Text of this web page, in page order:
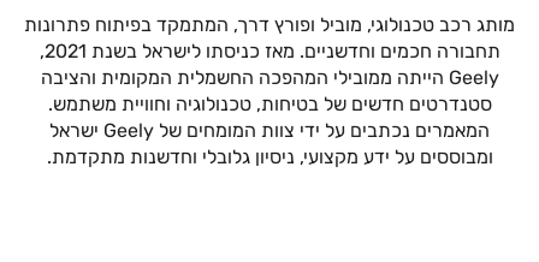
מותג רכב טכנולוגי, מוביל ופורץ דרך, המתמקד בפיתוח פתרונות
תחבורה חכמים וחדשניים. מאז כניסתו לישראל בשנת 2021,
Geely הייתה ממובילי המהפכה החשמלית המקומית והציבה
סטנדרטים חדשים של בטיחות, טכנולוגיה וחוויית משתמש.
המאמרים נכתבים על ידי צוות המומחים של Geely ישראל
ומבוססים על ידע מקצועי, ניסיון גלובלי וחדשנות מתקדמת.